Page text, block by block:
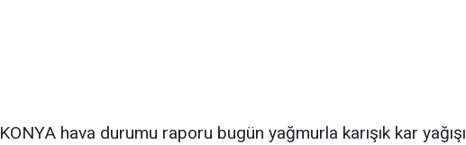
KONYA hava durumu raporu bugün yağmurla karışık kar yağışı